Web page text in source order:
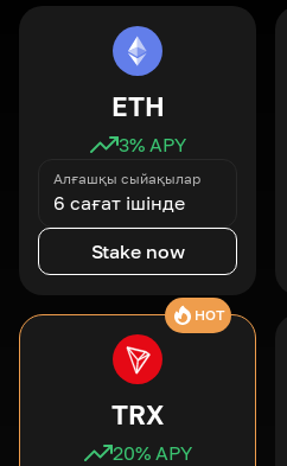
ETH
3% APY
Алғашқы сыйақылар
6 сағат ішінде
Stake now
HOT
TRX
20% APY